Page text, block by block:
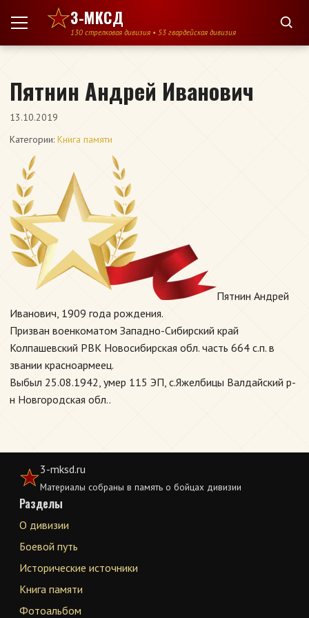
Перейти к содержимому
3-МКСД
130 стрелковая дивизия • 53 гвардейская дивизия
Пятнин Андрей Иванович
13.10.2019
Категории: Книга памяти
Пятнин Андрей
Иванович, 1909 года рождения.
Призван военкоматом Западно-Сибирский край
Колпашевский РВК Новосибирская обл. часть 664 с.п. в
звании красноармеец.
Выбыл 25.08.1942, умер 115 ЭП, с.Яжелбицы Валдайский р-
н Новгородская обл..
3-mksd.ru
Материалы собраны в память о бойцах дивизии
Разделы
О дивизии
Боевой путь
Исторические источники
Книга памяти
Фотоальбом